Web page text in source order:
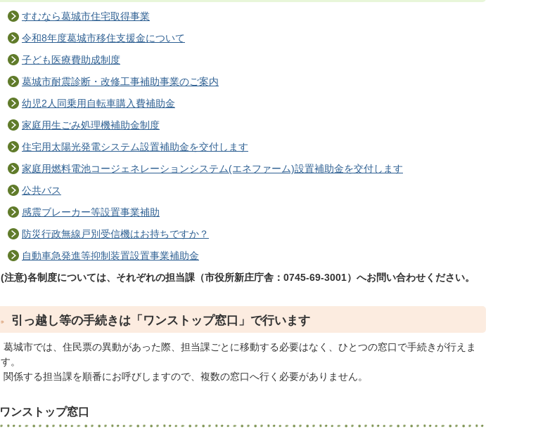
すむなら葛城市住宅取得事業
令和8年度葛城市移住支援金について
子ども医療費助成制度
葛城市耐震診断・改修工事補助事業のご案内
幼児2人同乗用自転車購入費補助金
家庭用生ごみ処理機補助金制度
住宅用太陽光発電システム設置補助金を交付します
家庭用燃料電池コージェネレーションシステム(エネファーム)設置補助金を交付します
公共バス
感震ブレーカー等設置事業補助
防災行政無線戸別受信機はお持ちですか？
自動車急発進等抑制装置設置事業補助金
(注意)各制度については、それぞれの担当課（市役所新庄庁舎：0745-69-3001）へお問い合わせください。
引っ越し等の手続きは「ワンストップ窓口」で行います
葛城市では、住民票の異動があった際、担当課ごとに移動する必要はなく、ひとつの窓口で手続きが行えま
す。
関係する担当課を順番にお呼びしますので、複数の窓口へ行く必要がありません。
ワンストップ窓口